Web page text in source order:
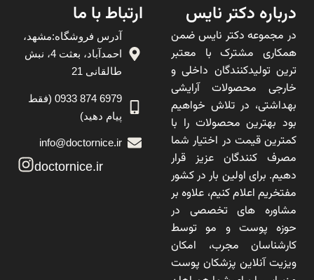
درباره دکتر نایس
در مجموعه دکتر نایس ضمن
همکاری مشترک با معتبر
ترین تولیدکنندگان داخلی و
خارجی محصولات آرایشی
بهداشتی، در تلاش خواهیم
بود بهترین محصولات را با
کمترین قیمت در اختیار شما
مصرف کنندگان عزیز قرار
دهیم. برای اولین بار در کشور
مفتخریم اعلام کنیم، علاوه بر
مشاوره های تخصصی در
حوزه پوست و مو توسط
کارشناسان مجرب، امکان
ویزیت آنلاین پزشکان پوست
ارتباط با ما
آدرس فروشگاه:مشهد،
احمدآباد، بعثت 4، نبش
طالقانی 21
6979 874 0933 (فقط
پیام دهید)
info@doctornice.ir
doctornice.ir